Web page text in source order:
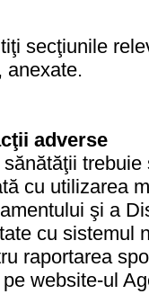
secţiunile
anexate.
adverse
cu utilizarea
şi a
cu sistemul
raportarea
website-ul